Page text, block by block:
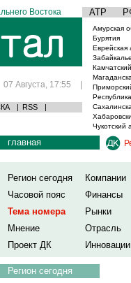
Востока АТР
07 Августа, 17:55 |
| RSS |
Амурская
Бурятия
Еврейская
Чукотский
главная
Регион сегодня
Компании
Часовой пояс
Финансы
Тема номера
Рынки
Мнение
Отрасль
Проект ДК
Инновации
Регион сегодня